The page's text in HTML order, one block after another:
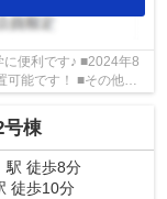
便利です♪ ■2024年8
可能です！ ■その他、
号棟
駅 徒歩8分
徒歩10分